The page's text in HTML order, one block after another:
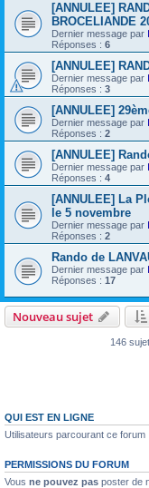
[ANNULEE]
BROCELIANDE
Dernier message par
Réponses : 6
[ANNULEE]
Dernier message par
Réponses : 3
[ANNULEE]
Dernier message par
Réponses : 2
[ANNULEE]
Dernier message par
Réponses : 4
[ANNULEE] La
le 5 novembre
Dernier message par
Réponses : 2
Rando de
Dernier message par
Réponses : 17
Nouveau sujet
146
QUI EST EN LIGNE
Utilisateurs parcourant ce forum
PERMISSIONS DU FORUM
Vous ne pouvez pas poster de